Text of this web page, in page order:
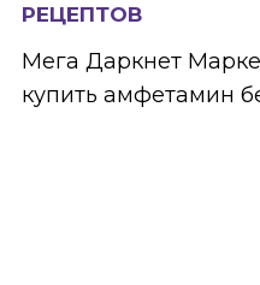
РЕЦЕПТОВ
Мега Даркнет
купить амфетамин